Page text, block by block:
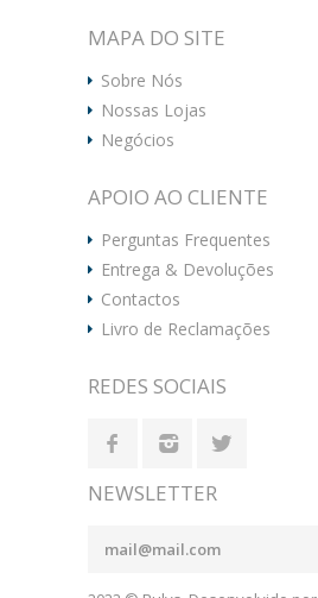
MAPA DO SITE
Sobre Nós
Nossas Lojas
Negócios
APOIO AO CLIENTE
Perguntas Frequentes
Entrega & Devoluções
Contactos
Livro de Reclamações
REDES SOCIAIS
NEWSLETTER